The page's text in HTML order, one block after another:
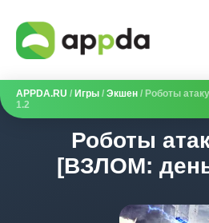
APPDA.RU / Игры / Экшен / Роботы
1.2
Роботы
[ВЗЛОМ: